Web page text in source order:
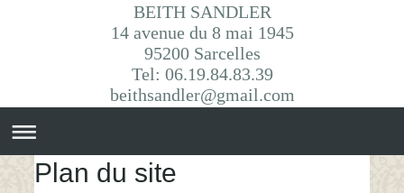
BEITH SANDLER
14 avenue du 8 mai 1945
95200 Sarcelles
Tel: 06.19.84.83.39
beithsandler@gmail.com
Plan du site